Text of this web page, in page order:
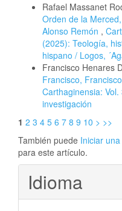
Rafael Massanet
Orden de la
Alonso Remón ,
(2025): Teología,
hispano / Logos,
Francisco Henares
Francisco,
Carthaginensia:
investigación
1 2 3 4 5 6 7 8 9 10 > >>
También puede Iniciar
para este artículo.
Idioma